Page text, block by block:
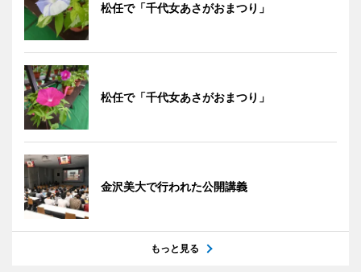
松任で「千代女あさがおまつり」
松任で「千代女あさがおまつり」
金沢美大で行われた公開講義
もっと見る